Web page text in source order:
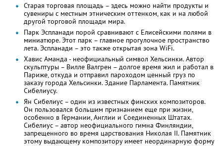
Старая торговая площадь – здесь можно найти продукты и
сувениры с местным этническим оттенком, как и на любой
другой торговой площади мира.
Парк Эспланади порой сравнивают с Елисейскими полями в
миниатюре. Этот парк – главное прогулочное пространство
лета. Эспланади – это также открытая зона WiFi.
Хавис Аманда - неофициальный символ Хельсинки. Автор
скульптуры – Вилле Валгрен – долгое время жил и работал в
Париже, откуда и отправил пароходом ценный груз по
заказу города Хельсинки. Здание Парламента. Памятник
Сибелиусу.
Ян Сибелиус – один из известных финских композиторов.
Он пользовался большим признанием еще при жизни,
особенно в Германии, Англии и Соединенных Штатах.
Сибелиус – автор неофициального гимна Финляндии,
запрещенного во время царствования Николая II. Памятник
этому выдающему композитору имеет неординарную форму